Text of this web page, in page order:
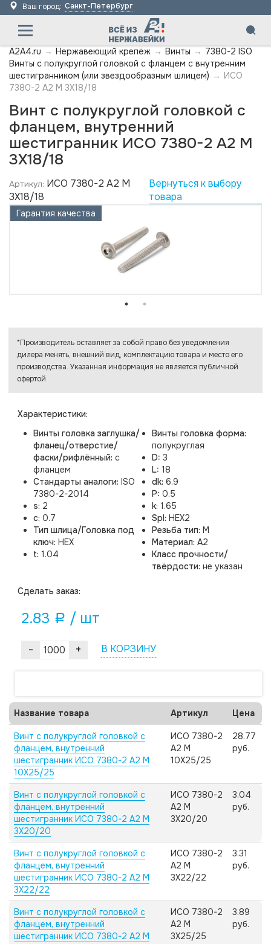
Ваш город: Санкт-Петербург
A2A4.ru → Нержавеющий крепёж → Винты → 7380-2 ISO
Винты с полукруглой головкой с фланцем с внутренним
шестигранником (или звездообразным шлицем) → ИСО
7380-2 А2 M 3X18/18
Винт с полукруглой головкой с
фланцем, внутренний
шестигранник ИСО 7380-2 А2 M
3X18/18
Артикул: ИСО 7380-2 А2 M
3X18/18
Вернуться к выбору
товара
Гарантия качества
Характеристики:
Винты головка заглушка/
фланец/отверстие/
фаски/рифлённый: с
фланцем
Стандарты аналоги: ISO
7380-2-2014
s: 2
c: 0.7
Тип шлица/Головка под
ключ: HEX
t: 1.04
Винты головка форма:
полукруглая
D: 3
L: 18
dk: 6.9
P: 0.5
k: 1.65
Spl: HEX2
Резьба тип: M
Материал: A2
Класс прочности/
твёрдости: не указан
Cделать заказ:
2.83 a / шт
- + В КОРЗИНУ
*Производитель оставляет за собой право без уведомления
дилера менять, внешний вид, комплектацию товара и место его
производства. Указанная информация не является публичной
офертой
Название товара Артикул Цена
Винт с полукруглой головкой с
фланцем, внутренний
шестигранник ИСО 7380-2 А2 M
10X25/25
ИСО 7380-2
А2 M
10X25/25
28.77
руб.
Винт с полукруглой головкой с
фланцем, внутренний
шестигранник ИСО 7380-2 А2 M
3X20/20
ИСО 7380-2
А2 M
3X20/20
3.04
руб.
Винт с полукруглой головкой с
фланцем, внутренний
шестигранник ИСО 7380-2 А2 M
3X22/22
ИСО 7380-2
А2 M
3X22/22
3.31
руб.
Винт с полукруглой головкой с
фланцем, внутренний
шестигранник ИСО 7380-2 А2 M
ИСО 7380-2
А2 M
3X25/25
3.89
руб.